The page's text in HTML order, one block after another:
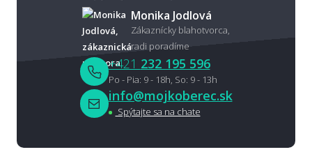
Monika Jodlová
Zákaznícky blahotvorca,
radi poradíme
+421 232 195 596
Po - Pia: 9 - 18h, So: 9 - 13h
info@mojkoberec.sk
Spýtajte sa na chate